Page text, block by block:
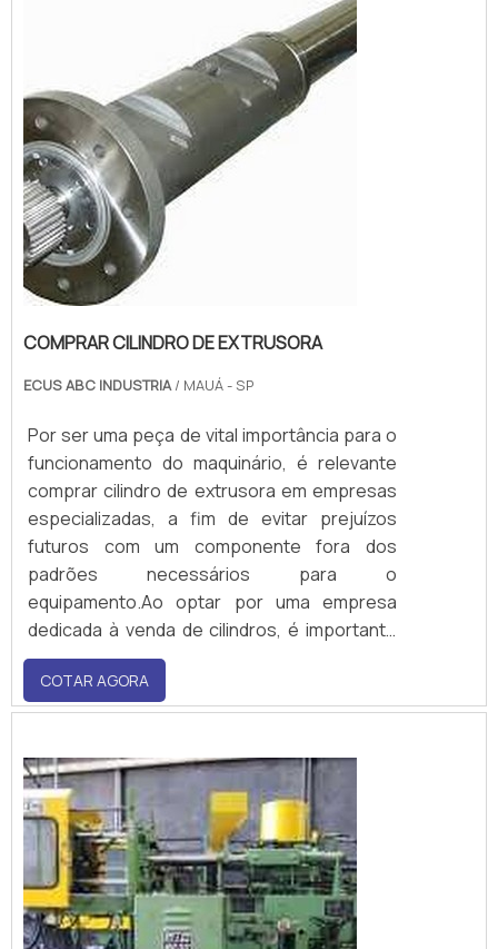
COMPRAR CILINDRO DE EXTRUSORA
ECUS ABC INDUSTRIA/ MAUÁ - SP
Por ser uma peça de vital importância para o
funcionamento do maquinário, é relevante
comprar cilindro de extrusora em empresas
especializadas, a fim de evitar prejuízos
futuros com um componente fora dos
padrões necessários para o
equipamento.Ao optar por uma empresa
dedicada à venda de cilindros, é importante
avaliar diversas questões, tais como:
credibilidade da organização no mercado,
tecnologia aplicada, tempo de entrega,
COTAR AGORA